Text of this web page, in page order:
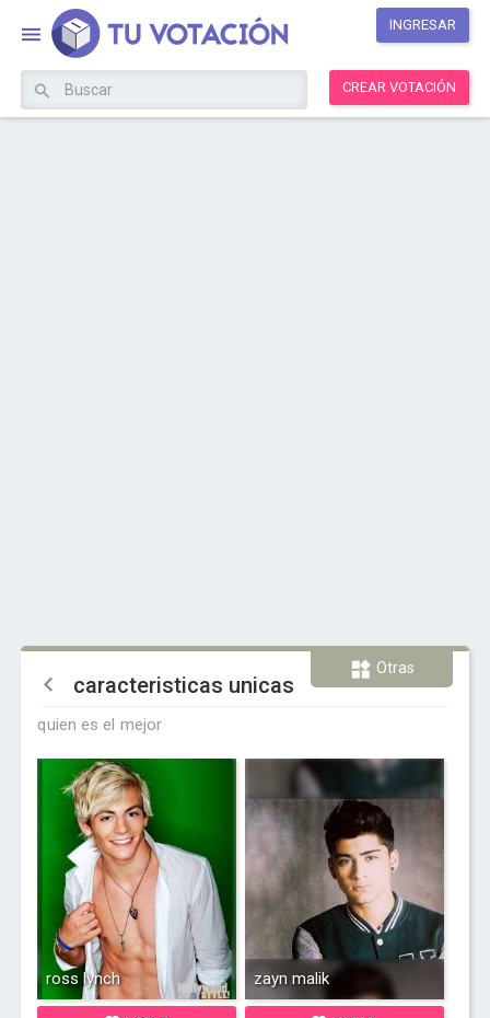
INGRESAR
CREAR VOTACIÓN
Otras
caracteristicas unicas
quien es el mejor
ross lynch zayn malik